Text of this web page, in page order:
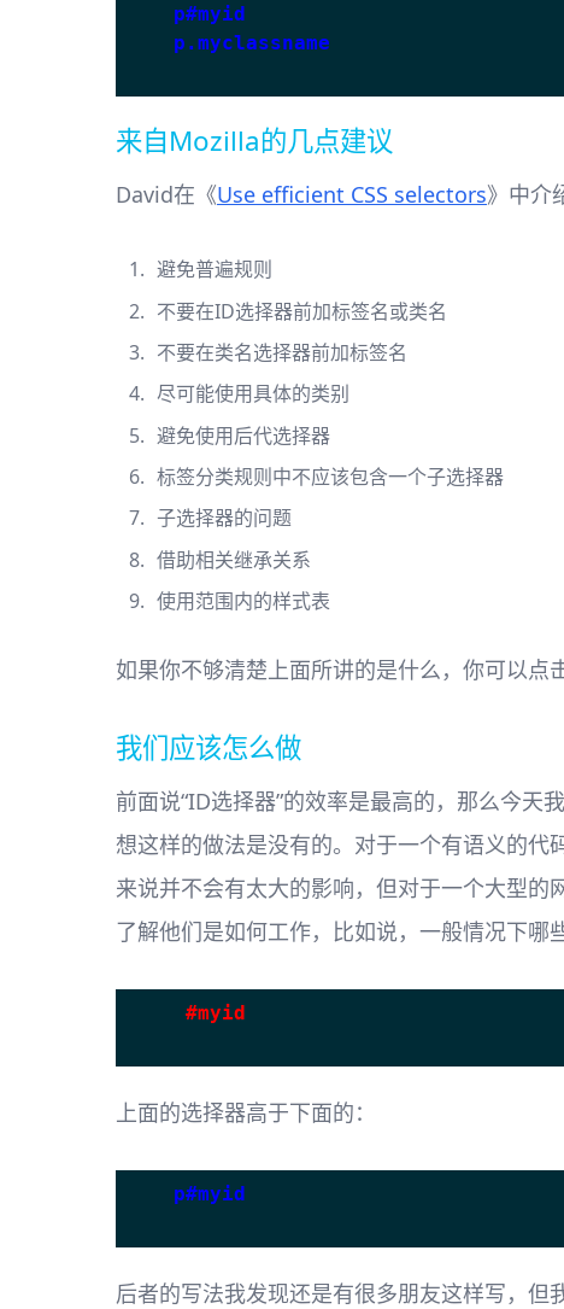
p#myid
p.myclassname
来自Mozilla的几点建议
David在《Use efficient CSS selectors》中介
避免普遍规则
不要在ID选择器前加标签名或类名
不要在类名选择器前加标签名
尽可能使用具体的类别
避免使用后代选择器
标签分类规则中不应该包含一个子选择器
子选择器的问题
借助相关继承关系
使用范围内的样式表
如果你不够清楚上面所讲的是什么，你可以点
我们应该怎么做
前面说“ID选择器”的效率是最高的，那么今
想这样的做法是没有的。对于一个有语义的
来说并不会有太大的影响，但对于一个大型
了解他们是如何工作，比如说，一般情况下哪
#myid
上面的选择器高于下面的：
p#myid
后者的写法我发现还是有很多朋友这样写，但